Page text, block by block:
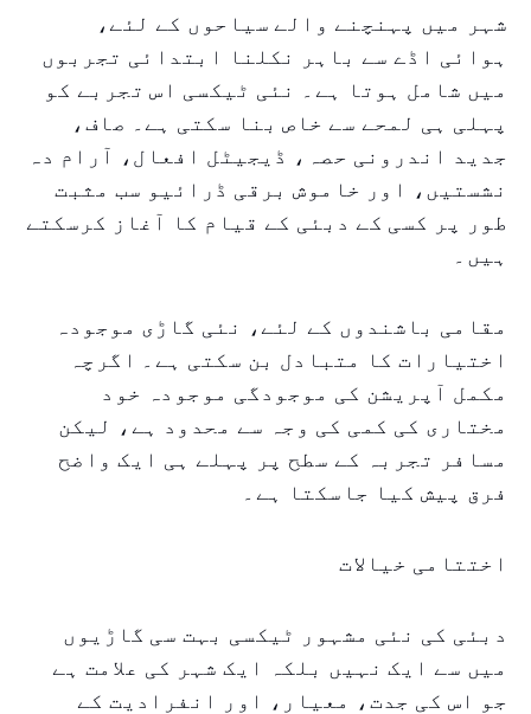
شہر میں پہنچنے والے سیاحوں کے لئے،
ہوائی اڈے سے باہر نکلنا ابتدائی تجربوں
میں شامل ہوتا ہے۔ نئی ٹیکسی اس تجربے کو
پہلی ہی لمحے سے خاص بنا سکتی ہے۔ صاف،
جدید اندرونی حصہ، ڈیجیٹل افعال، آرام دہ
نشستیں، اور خاموش برقی ڈرائیو سب مثبت
طور پر کسی کے دبئی کے قیام کا آغاز کرسکتے
ہیں۔
مقامی باشندوں کے لئے، نئی گاڑی موجودہ
اختیارات کا متبادل بن سکتی ہے۔ اگرچہ
مکمل آپریشن کی موجودگی موجودہ خود
مختاری کی کمی کی وجہ سے محدود ہے، لیکن
مسافر تجربہ کے سطح پر پہلے ہی ایک واضح
فرق پیش کیا جاسکتا ہے۔
اختتامی خیالات
دبئی کی نئی مشہور ٹیکسی بہت سی گاڑیوں
میں سے ایک نہیں بلکہ ایک شہر کی علامت ہے
جو اس کی جدت، معیار، اور انفرادیت کے